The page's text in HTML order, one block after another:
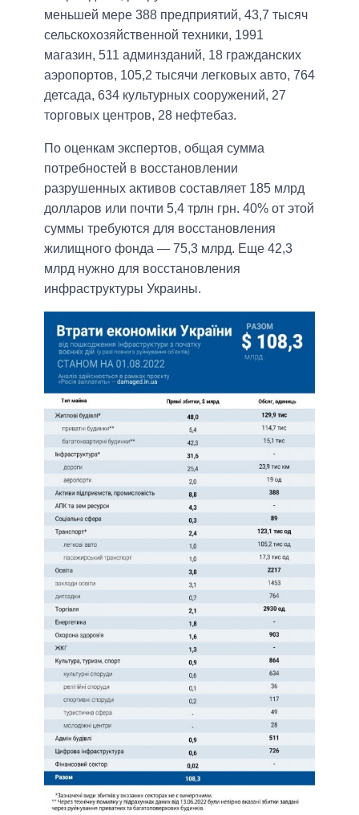
меньшей мере 388 предприятий, 43,7 тысяч
сельскохозяйственной техники, 1991
магазин, 511 админзданий, 18 гражданских
аэропортов, 105,2 тысячи легковых авто, 764
детсада, 634 культурных сооружений, 27
торговых центров, 28 нефтебаз.
По оценкам экспертов, общая сумма
потребностей в восстановлении
разрушенных активов составляет 185 млрд
долларов или почти 5,4 трлн грн. 40% от этой
суммы требуются для восстановления
жилищного фонда — 75,3 млрд. Еще 42,3
млрд нужно для восстановления
инфраструктуры Украины.